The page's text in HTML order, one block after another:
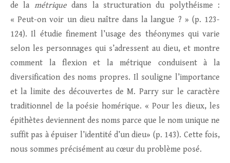
de la métriquedans la structuration du polythéisme :
« Peut-on voir un dieu naître dans la langue ? » (p. 123-
124). Il étudie finement l’usage des théonymes qui varie
selon les personnages qui s’adressent au dieu, et montre
comment la flexion et la métrique conduisent à la
diversification des noms propres. Il souligne l’importance
et la limite des découvertes de M. Parry sur le caractère
traditionnel de la poésie homérique. « Pour les dieux, les
épithètes deviennent des noms parce que le nom unique ne
suffit pas à épuiser l’identité d’un dieu» (p. 143). Cette fois,
nous sommes précisément au cœur du problème posé.